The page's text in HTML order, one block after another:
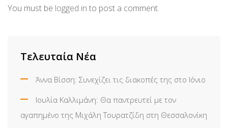
You must be logged in to post a comment.
Τελευταία Νέα
Άννα Βίσση: Συνεχίζει τις διακοπές της στο Ιόνιο
Ιουλία Καλλιμάνη: Θα παντρευτεί με τον
αγαπημένο της Μιχάλη Τουρατζίδη στη Θεσσαλονίκη